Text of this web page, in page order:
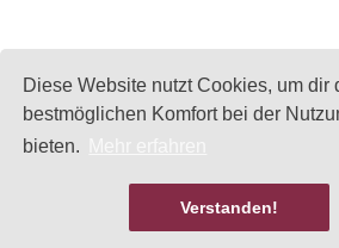
Diese Website nutzt Cookies, um dir
bestmöglichen Komfort bei der
bieten.
Verstanden!